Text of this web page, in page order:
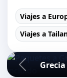
Viajes a
Viajes a